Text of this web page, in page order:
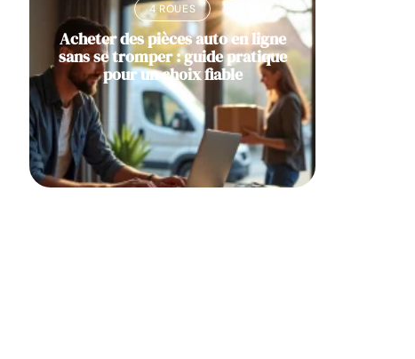
4 ROUES
Acheter des pièces auto en ligne
sans se tromper : guide pratique
pour un choix fiable